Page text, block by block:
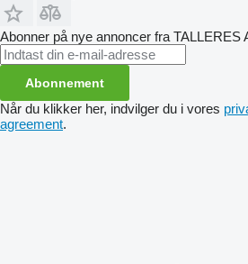
Abonner på nye annoncer fra TALLERES
Abonnement
Når du klikker her, indvilger du i vores
agreement.